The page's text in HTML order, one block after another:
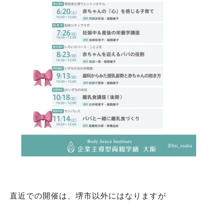
直近での開催は、堺市以外にはなりますが